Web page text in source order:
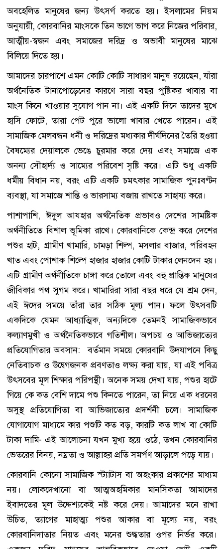
অবহেলিত মানুষের জন্য উৎসর্গ করতে হয়। ইসলামের নিয়ম
অনুযায়ী, কোরবানির মাংসকে তিন ভাগে ভাগ করে নিজের পরিবার,
আত্মীয়-স্বজন এবং সমাজের দরিদ্র ও অভাবী মানুষের মাঝে
বিলিয়ে দিতে হয়।
আমাদের চারপাশে এমন কোটি কোটি সাধারণ মানুষ রয়েছেন, যাঁরা
অর্থনৈতিক টানাপোড়েনের কারণে সারা বছর পুষ্টিকর খাবার বা
মাংস কিনে খাওয়ার সুযোগ পান না। এই একটি দিনে তাদের মুখে
হাসি ফোটে, তারা পেট পুরে ভালো খাবার খেতে পারেন। এই
সামাজিক মেলবন্ধন ধনী ও দরিদ্রের মধ্যকার দীর্ঘদিনের তৈরি হওয়া
বৈষম্যের দেয়ালকে ভেঙে চুরমার করে দেয় এবং সমাজে এক
অনন্য সৌহার্দ্য ও সাম্যের পরিবেশ সৃষ্টি করে। এটি শুধু একটি
ধর্মীয় বিধান নয়, বরং এটি একটি চমৎকার সামাজিক পুনঃবণ্টন
ব্যবস্থা, যা সমাজে শান্তি ও ভারসাম্য বজায় রাখতে সাহায্য করে।
পাশাপাশি, ঈদুল আযহার অর্থনৈতিক প্রভাবও দেশের সামষ্টিক
অর্থনীতিতে বিশাল ভূমিকা রাখে। কোরবানিকে কেন্দ্র করে দেশের
পশুর হাট, গ্রামীণ খামারি, চামড়া শিল্প, মসলার বাজার, পরিবহন
খাত এবং পোশাক শিল্পে হাজার হাজার কোটি টাকার লেনদেন হয়।
এটি গ্রামীণ অর্থনীতিকে চাঙ্গা করে তোলে এবং বহু প্রান্তিক মানুষের
জীবিকার পথ সুগম করে। খামারিরা সারা বছর ধরে যে শ্রম দেন,
এই ঈদের সময়ে তাঁরা তার সঠিক মূল্য পান। ফলে উৎসবটি
একদিকে যেমন আধ্যাত্মিক, অন্যদিকে তেমনই সামাজিকভাবে
কল্যাণমুখী ও অর্থনৈতিকভাবে গতিশীল। অপচয় ও আভিজাত্যের
প্রতিযোগিতার অবসান: বর্তমান সময়ে কোরবানি উদযাপনে কিছু
নেতিবাচক ও উদ্বেগজনক প্রবণতাও লক্ষ্য করা যায়, যা এই পবিত্র
উৎসবের মূল শিক্ষার পরিপন্থী। অনেক সময় দেখা যায়, পশুর হাটে
গিয়ে কে কত বেশি দামে পশু কিনতে পারেন, তা নিয়ে এক ধরনের
অসুস্থ প্রতিযোগিতা বা আভিজাত্যের প্রদর্শনী চলে। সামাজিক
যোগাযোগ মাধ্যমে কার পশুটি কত বড়, কারটি কত লাখ বা কোটি
টাকা দামি- এই আলোচনা যখন মুখ্য হয়ে ওঠে, তখন কোরবানির
ভেতরের বিনয়, নম্রতা ও আল্লাহর প্রতি সমর্পণ আড়ালে পড়ে যায়।
কোরবানি কোনো সামাজিক স্ট্যাটাস বা অহংকার প্রকাশের মাধ্যম
নয়। লোকদেখানো বা আত্মঅহমিকার মানসিকতা আমাদের
ইবাদতের মূল উদ্দেশ্যকেই নষ্ট করে দেয়। আমাদের মনে রাখা
উচিত, ত্যাগের মাহাত্ম্য পশুর আকার বা মূল্যে নয়, বরং
কোরবানিদাতার নিয়ত এবং মনের শুদ্ধতার ওপর নির্ভর করে।